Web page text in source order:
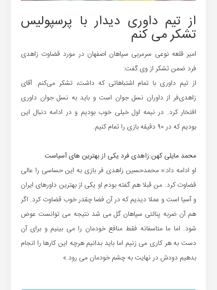
از تیم داوری دیدار با پرسپولیس
تشکر می کنم
امیر قلعه نوعی سرمربی سپاهان اصفهان در مورد قضاوت زاهدی
فرد ضمن تشکر از وی گفت:
از تیم داوری با تمام اشتباهاتی که داشت، تشکر می‌کنم. آقای
زاهدی‌فر از داوران نسل جوان است و باید به نسل جوان داوری
افتخار کرد. در نیمه اول خیلی خوب بودیم و در ادامه دنبال این
بودیم که در ۹۰ دقیقه بازی را تمام کنیم.
محمد مایلی کهن:زاهدی فرد یکی از بهترین های آسیاست
او ادامه داد:« محمدحسین زاهدی فر بازی به این حساسی را عالی
قضاوت کرد. من قبلا هم گفته بودم او یکی از بهترین داورهای ایران
و آسیا است و عملا دیدیم که در آن فضا چقدر خوب قضاوت کرد. اگر
هم آن ضربه پنالتی سپاهان گل می شد نتیجه می توانست عوض
شود. اما ما متاسفانه فقط منافع خودمان را می بینیم و برای آن
دست به هر کاری می زنیم اما باید بدانیم هرچه این کارها را انجام
بدهیم دودش در نهایت به چشم خودمان می رود.»